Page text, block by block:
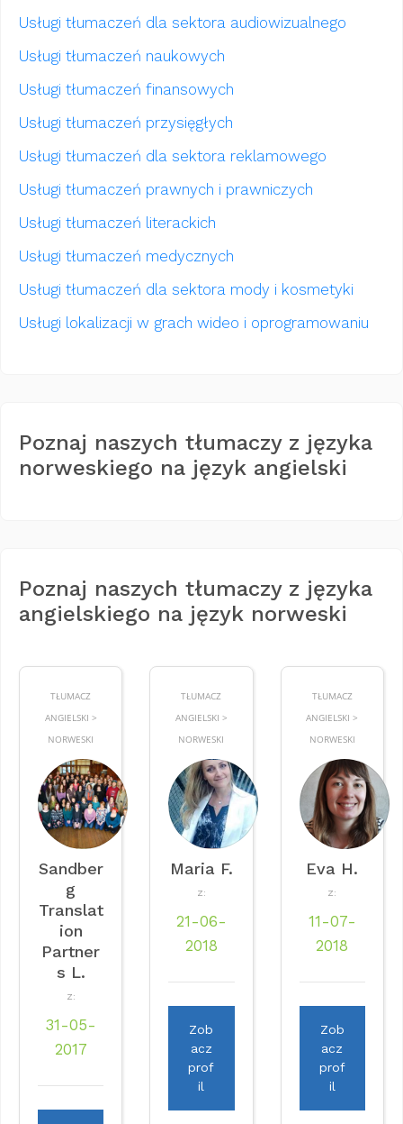
Usługi tłumaczeń dla sektora audiowizualnego
Usługi tłumaczeń naukowych
Usługi tłumaczeń finansowych
Usługi tłumaczeń przysięgłych
Usługi tłumaczeń dla sektora reklamowego
Usługi tłumaczeń prawnych i prawniczych
Usługi tłumaczeń literackich
Usługi tłumaczeń medycznych
Usługi tłumaczeń dla sektora mody i kosmetyki
Usługi lokalizacji w grach wideo i oprogramowaniu
Poznaj naszych tłumaczy z języka
norweskiego na język angielski
Poznaj naszych tłumaczy z języka
angielskiego na język norweski
TŁUMACZ
ANGIELSKI >
NORWESKI
Sandber
g
Translat
ion
Partner
s L.
Z:
31-05-
2017
TŁUMACZ
ANGIELSKI >
NORWESKI
Maria F.
Z:
21-06-
2018
Zob
acz
prof
il
TŁUMACZ
ANGIELSKI >
NORWESKI
Eva H.
Z:
11-07-
2018
Zob
acz
prof
il